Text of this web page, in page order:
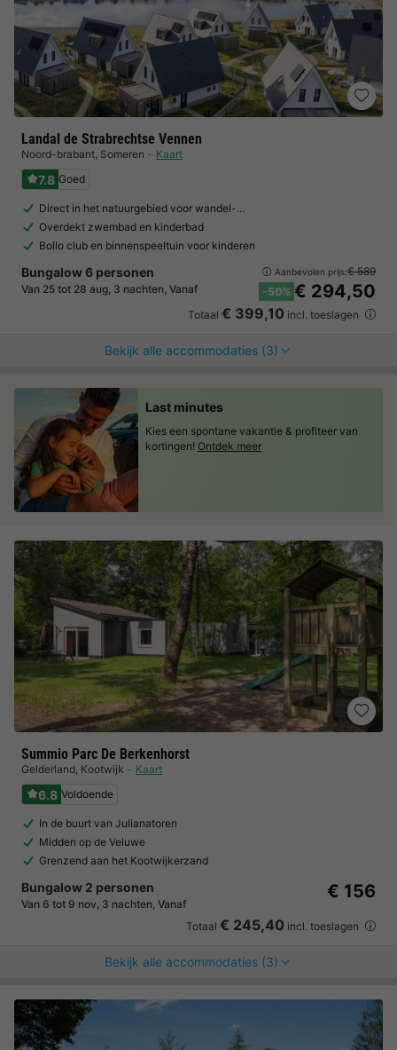
Landal de Strabrechtse Vennen
Noord-brabant, Someren Kaart
7.8 Goed
Direct in het natuurgebied voor wandel-…
Overdekt zwembad en kinderbad
Bollo club en binnenspeeltuin voor kinderen
Bungalow 6 personen
Van 25 tot 28 aug, 3 nachten, Vanaf
Aanbevolen prijs:€ 589
-50% € 294,50
Totaal € 399,10 incl. toeslagen
Bekijk alle accommodaties (3)
Summio Parc De Berkenhorst
Gelderland, Kootwijk Kaart
6.8 Voldoende
In de buurt van Julianatoren
Midden op de Veluwe
Grenzend aan het Kootwijkerzand
Bungalow 2 personen
Van 6 tot 9 nov, 3 nachten, Vanaf
€ 156
Totaal € 245,40 incl. toeslagen
Bekijk alle accommodaties (3)
Last minutes
Kies een spontane vakantie & profiteer van
kortingen! Ontdek meer